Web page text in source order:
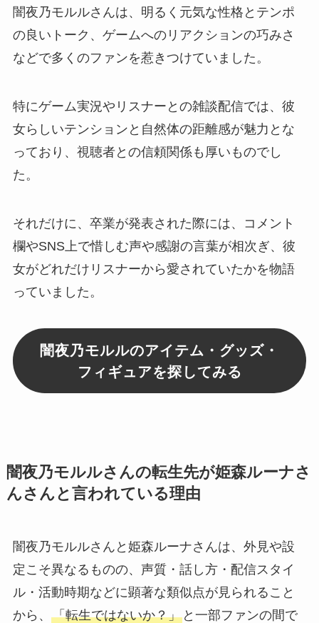
闇夜乃モルルさんは、明るく元気な性格とテンポ
の良いトーク、ゲームへのリアクションの巧みさ
などで多くのファンを惹きつけていました。
特にゲーム実況やリスナーとの雑談配信では、彼
女らしいテンションと自然体の距離感が魅力とな
っており、視聴者との信頼関係も厚いものでし
た。
それだけに、卒業が発表された際には、コメント
欄やSNS上で惜しむ声や感謝の言葉が相次ぎ、彼
女がどれだけリスナーから愛されていたかを物語
っていました。
闇夜乃モルルのアイテム・グッズ・
フィギュアを探してみる
闇夜乃モルルさんの転生先が姫森ルーナさ
んさんと言われている理由
闇夜乃モルルさんと姫森ルーナさんは、外見や設
定こそ異なるものの、声質・話し方・配信スタイ
ル・活動時期などに顕著な類似点が見られること
から、 「転生ではないか？」と一部ファンの間で